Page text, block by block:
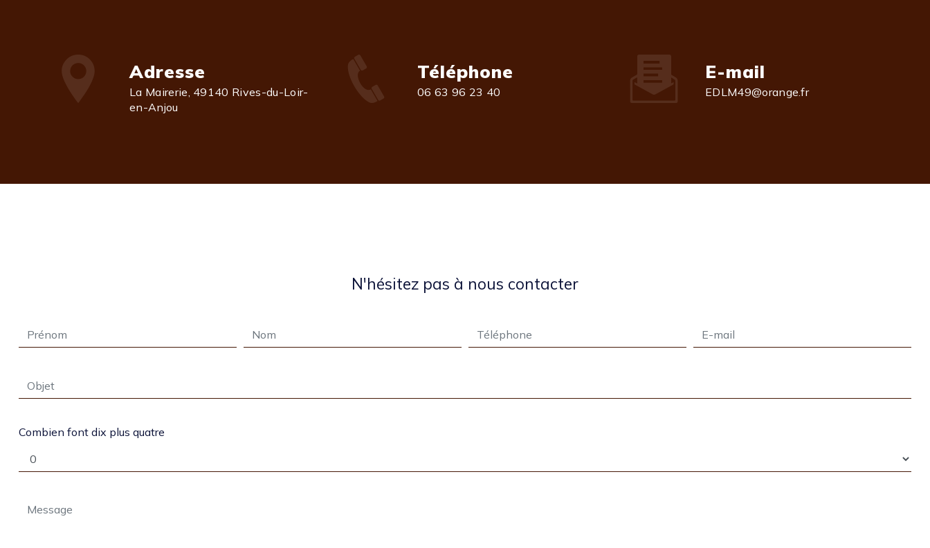
Adresse
La Mairerie, 49140 Rives-du-Loir-
en-Anjou
Téléphone
06 63 96 23 40
E-mail
EDLM49@orange.fr
N'hésitez pas à nous contacter
Combien font dix plus quatre